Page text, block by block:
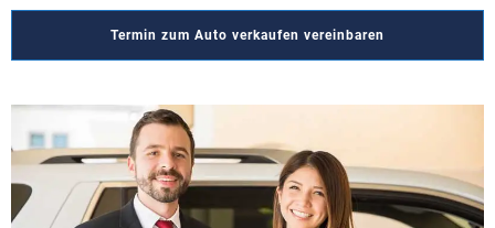
Termin zum Auto verkaufen vereinbaren